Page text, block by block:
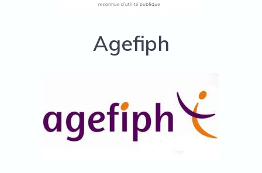
Agefiph